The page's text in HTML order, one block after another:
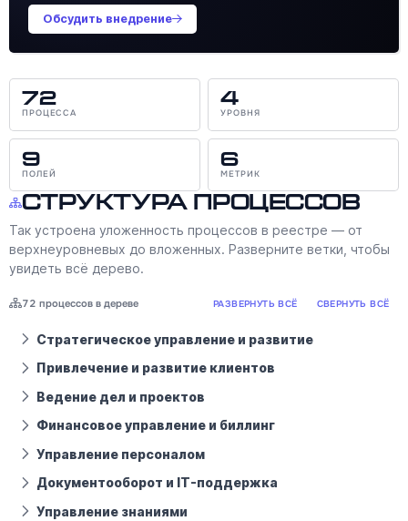
72
ПРОЦЕССА
4
УРОВНЯ
9
ПОЛЕЙ
6
МЕТРИК
Структура процессов
Так устроена уложенность процессов в реестре — от
верхнеуровневых до вложенных. Разверните ветки, чтобы
увидеть всё дерево.
72 процессов в дереве РАЗВЕРНУТЬ ВСЁ СВЕРНУТЬ ВСЁ
Стратегическое управление и развитие
Привлечение и развитие клиентов
Ведение дел и проектов
Финансовое управление и биллинг
Управление персоналом
Документооборот и IT-поддержка
Управление знаниями
Обсудить внедрение